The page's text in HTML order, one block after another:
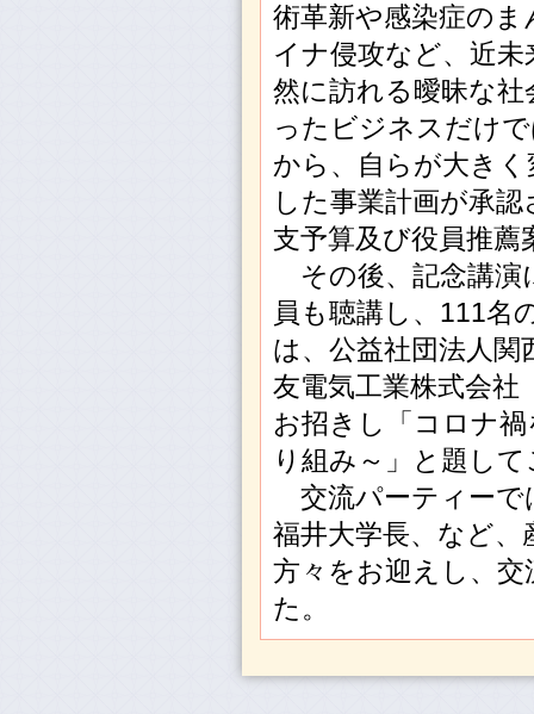
術革新や感染症の
イナ侵攻など、近
然に訪れる曖昧な
ったビジネスだけ
から、自らが大き
した事業計画が承
支予算及び役員推薦
その後、記念講演
員も聴講し、111名
は、公益社団法人
友電気工業株式会
お招きし「コロナ
り組み～」と題し
交流パーティーで
福井大学長、など
方々をお迎えし、
た。